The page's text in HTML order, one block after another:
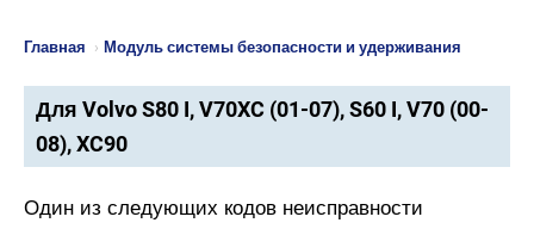
Главная › Модуль системы безопасности и удерживания
Для Volvo S80 I, V70XC (01-07), S60 I, V70 (00-
08), XC90
Один из следующих кодов неисправности